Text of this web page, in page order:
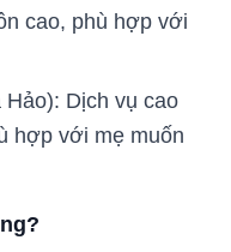
cao, phù hợp với
Dịch vụ cao
hợp với mẹ muốn